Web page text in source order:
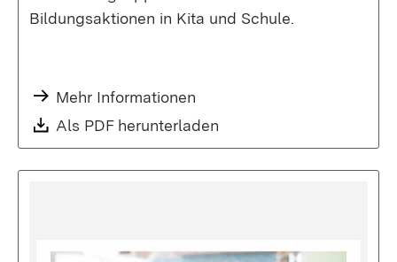
Bildungsaktionen in Kita und Schule.
Mehr Informationen
Als PDF herunterladen